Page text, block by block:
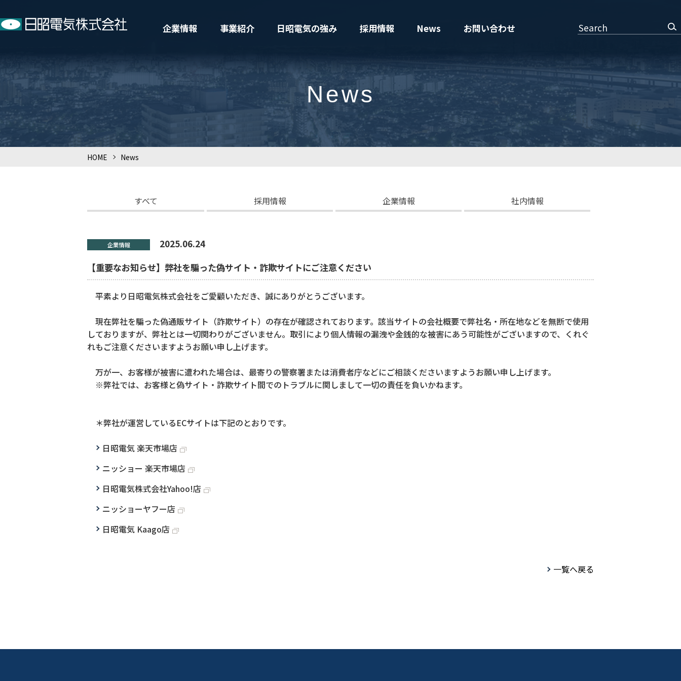
企業情報 事業紹介 日昭電気の強み 採用情報 News お問い合わせ Search
News
HOME >
News
すべて 採用情報 企業情報 社内情報
企業情報
2025.06.24
【重要なお知らせ】弊社を騙った偽サイト・詐欺サイトにご注意ください
平素より日昭電気株式会社をご愛顧いただき、誠にありがとうございます。
現在弊社を騙った偽通販サイト（詐欺サイト）の存在が確認されております。該当サイトの会社概要で弊社名・所在地などを無断で使用
しておりますが、弊社とは一切関わりがございません。取引により個人情報の漏洩や金銭的な被害にあう可能性がございますので、くれぐ
れもご注意くださいますようお願い申し上げます。
万が一、お客様が被害に遭われた場合は、最寄りの警察署または消費者庁などにご相談くださいますようお願い申し上げます。
※弊社では、お客様と偽サイト・詐欺サイト間でのトラブルに関しまして一切の責任を負いかねます。
＊弊社が運営しているECサイトは下記のとおりです。
日昭電気 楽天市場店
ニッショー 楽天市場店
日昭電気株式会社Yahoo!店
ニッショーヤフー店
日昭電気 Kaago店
一覧へ戻る